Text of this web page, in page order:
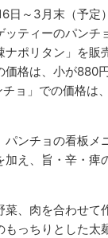
日～3月末（予定
ティーのパンチ
ポリタン」を販
価格は、小が880
ョ」での価格は
パンチョの看板メ
加え、旨・辛・痺
、肉を合わせて
もっちりとした太